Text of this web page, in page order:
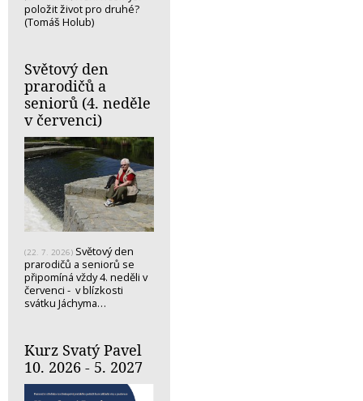
položit život pro druhé?
(Tomáš Holub)
Světový den
prarodičů a
seniorů (4. neděle
v červenci)
(22. 7. 2026) Světový den
prarodičů a seniorů se
připomíná vždy 4. neděli v
červenci - v blízkosti
svátku Jáchyma…
Kurz Svatý Pavel
10. 2026 - 5. 2027